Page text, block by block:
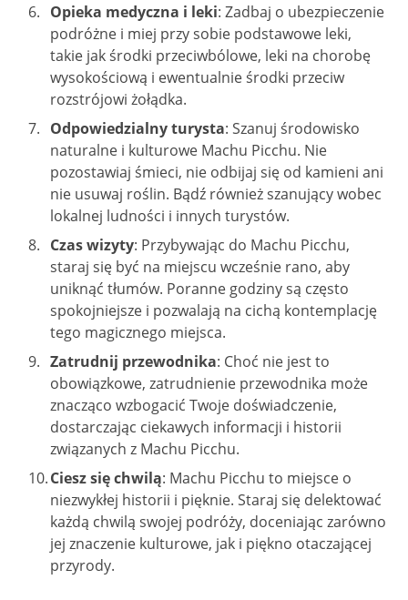
Opieka medyczna i leki: Zadbaj o ubezpieczenie
podróżne i miej przy sobie podstawowe leki,
takie jak środki przeciwbólowe, leki na chorobę
wysokościową i ewentualnie środki przeciw
rozstrójowi żołądka.
Odpowiedzialny turysta: Szanuj środowisko
naturalne i kulturowe Machu Picchu. Nie
pozostawiaj śmieci, nie odbijaj się od kamieni ani
nie usuwaj roślin. Bądź również szanujący wobec
lokalnej ludności i innych turystów.
Czas wizyty: Przybywając do Machu Picchu,
staraj się być na miejscu wcześnie rano, aby
uniknąć tłumów. Poranne godziny są często
spokojniejsze i pozwalają na cichą kontemplację
tego magicznego miejsca.
Zatrudnij przewodnika: Choć nie jest to
obowiązkowe, zatrudnienie przewodnika może
znacząco wzbogacić Twoje doświadczenie,
dostarczając ciekawych informacji i historii
związanych z Machu Picchu.
Ciesz się chwilą: Machu Picchu to miejsce o
niezwykłej historii i pięknie. Staraj się delektować
każdą chwilą swojej podróży, doceniając zarówno
jej znaczenie kulturowe, jak i piękno otaczającej
przyrody.